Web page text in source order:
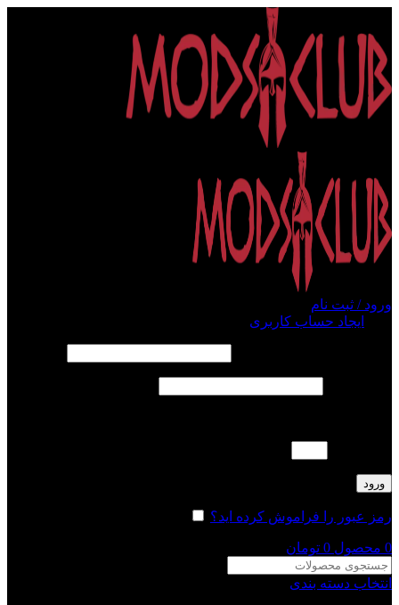
ورود / ثبت نام
ایجاد حساب کاربری
ورود
رمز عبور را فراموش کرده اید؟
0 محصول 0 تومان
انتخاب دسته بندی